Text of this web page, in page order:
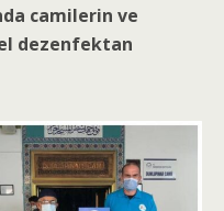
camilerin ve
dezenfektan